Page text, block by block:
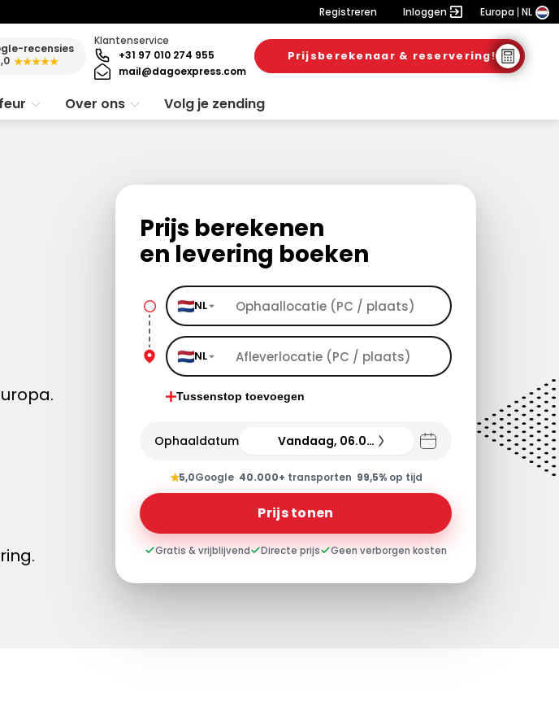
Registreren Inloggen Europa NL
recensies
★★★★★
Klantenservice
+31 97 010 274 955
mail@dagoexpress.com
Prijsberekenaar & reservering!
Over ons Volg je zending
Prijs berekenen
en levering boeken
NL
NL
Tussenstop toevoegen
Ophaaldatum Vandaag, 06.08.26
★5,0Google· 40.000+ transporten· 99,5%op tijd
Prijs tonen
Gratis & vrijblijvend Directe prijs Geen verborgen kosten